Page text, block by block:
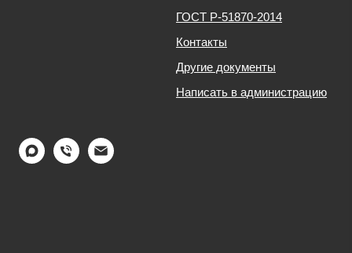
ГОСТ Р-51870-2014
Контакты
Другие документы
Написать в администрацию